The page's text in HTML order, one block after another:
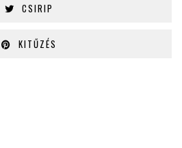
CSIRIP
KITŰZÉS